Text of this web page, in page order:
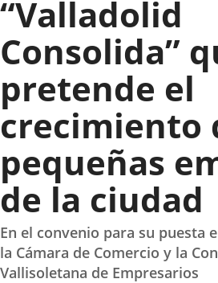
“Valladolid
Consolida”
pretende el
crecimiento
pequeñas
de la ciudad
En el convenio para su puesta
la Cámara de Comercio y la
Vallisoletana de Empresarios